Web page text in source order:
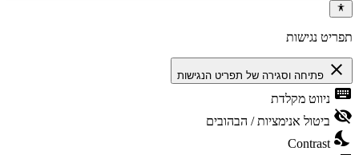
נגישות
close פתיחה וסגירה של תפריט הנגישות
ניווט מקלדת
ביטול אנימציות / הבהובים
Contrast